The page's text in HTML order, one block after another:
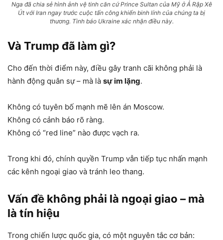
Nga đã chia sẻ hình ảnh vệ tinh căn cứ Prince Sultan của Mỹ ở Ả Rập Xê
Út với Iran ngay trước cuộc tấn công khiến binh lính của chúng ta bị
thương. Tình báo Ukraine xác nhận điều này.
Và Trump đã làm gì?
Cho đến thời điểm này, điều gây tranh cãi không phải là
hành động quân sự – mà là sự im lặng.
Không có tuyên bố mạnh mẽ lên án Moscow.
Không có cảnh báo rõ ràng.
Không có “red line” nào được vạch ra.
Trong khi đó, chính quyền Trump vẫn tiếp tục nhấn mạnh
các kênh ngoại giao và tránh leo thang.
Vấn đề không phải là ngoại giao – mà
là tín hiệu
Trong chiến lược quốc gia, có một nguyên tắc cơ bản: